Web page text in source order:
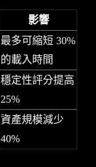
影響
最多可縮短 30%
的載入時間
穩定性評分提高
25%
資產規模減少
40%